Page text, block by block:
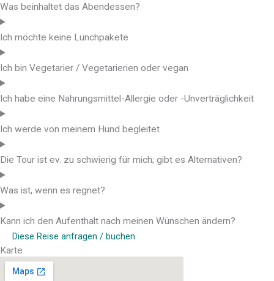
Was beinhaltet das Abendessen?
Ich möchte keine Lunchpakete
Ich bin Vegetarier / Vegetarierien oder vegan
Ich habe eine Nahrungsmittel-Allergie oder -Unverträglichkeit
Ich werde von meinem Hund begleitet
Die Tour ist ev. zu schwierig für mich; gibt es Alternativen?
Was ist, wenn es regnet?
Kann ich den Aufenthalt nach meinen Wünschen ändern?
Diese Reise anfragen / buchen
Karte